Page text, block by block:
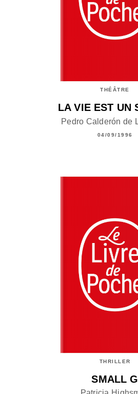
THÉÂTRE
LA VIE EST UN
Pedro Calderón de
04/09/1996
THRILLER
SMALL G